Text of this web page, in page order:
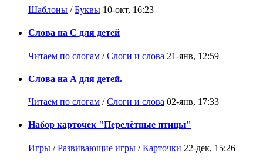
Шаблоны /Буквы 10-окт, 16:23
Слова на С для детей
Читаем по слогам /Слоги и слова 21-янв, 12:59
Слова на А для детей.
Читаем по слогам /Слоги и слова 02-янв, 17:33
Набор карточек "Перелётные птицы"
Игры /Развивающие игры /Карточки 22-дек, 15:26